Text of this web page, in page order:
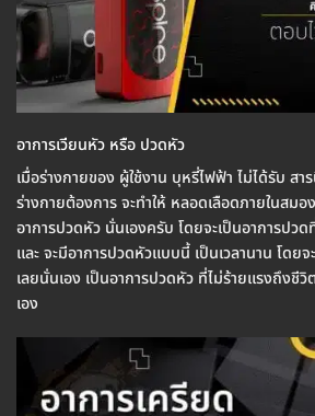
อาการเวียนหัว หรือ ปวดหัว
เมื่อร่างกายของ ผู้ใช้งาน บุหรี่ไฟฟ้า ไม่ได้รับ ส
ร่างกายต้องการ จะทำให้ หลอดเลือดภายในสมอ
อาการปวดหัว นั่นเองครับ โดยจะเป็นอาการปว
และ จะมีอาการปวดหัวแบบนี้ เป็นเวลานาน โดย
เลยนั่นเอง เป็นอาการปวดหัว ที่ไม่ร้ายแรงถึงชีวิ
เอง